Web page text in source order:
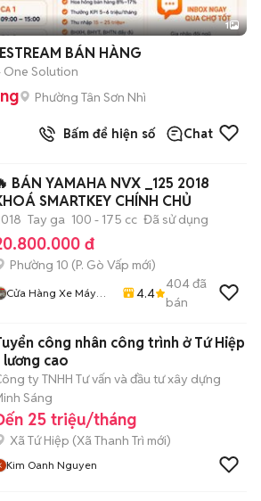
1
BÁN HÀNG
One Solution
Phường Tân Sơn Nhì
Bấm để hiện số Chat
BÁN YAMAHA NVX _125 2018
SMARTKEY CHÍNH CHỦ
Tay ga 100 - 175 cc Đã sử dụng
đ
Phường 10 (P. Gò Vấp mới)
Cửa Hàng Xe Máy
4.4
404đã
bán
công nhân công trình ở Tứ Hiệp
lương cao
ty TNHH Tư vấn và đầu tư xây dựng
Sáng
25 triệu/tháng
Xã Tứ Hiệp (Xã Thanh Trì mới)
Kim Oanh Nguyen